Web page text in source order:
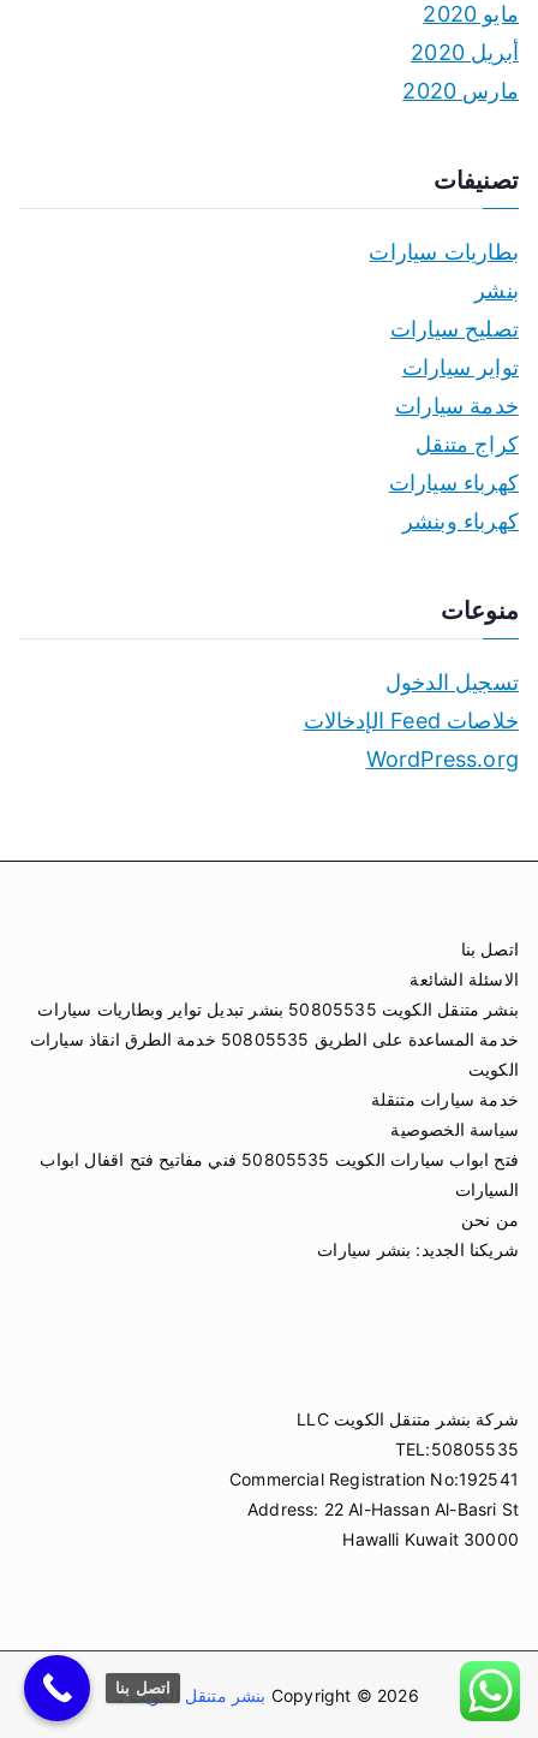
مايو 2020
أبريل 2020
مارس 2020
تصنيفات
بطاريات سيارات
بنشر
تصليح سيارات
تواير سيارات
خدمة سيارات
كراج متنقل
كهرباء سيارات
كهرباء وبنشر
منوعات
تسجيل الدخول
خلاصات Feed الإدخالات
WordPress.org
اتصل بنا
الاسئلة الشائعة
بنشر متنقل الكويت 50805535 بنشر تبديل تواير وبطاريات سيارات
خدمة المساعدة على الطريق 50805535 خدمة الطرق انقاذ سيارات
الكويت
خدمة سيارات متنقلة
سياسة الخصوصية
فتح ابواب سيارات الكويت 50805535 فني مفاتيح فتح اقفال ابواب
السيارات
من نحن
شريكنا الجديد: بنشر سيارات
شركة بنشر متنقل الكويت LLC
TEL:50805535
Commercial Registration No:192541
Address: 22 Al-Hassan Al-Basri St
Hawalli Kuwait 30000
Copyright © 2026 بنشر متنقل الكويت.
اتصل بنا